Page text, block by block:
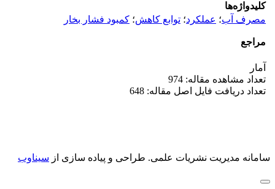
کلیدواژه‌ها
مصرف آب؛ عملکرد؛ توابع کاهش؛ کمبود فشار بخار
مراجع
آمار
تعداد مشاهده مقاله: 974
تعداد دریافت فایل اصل مقاله: 648
سامانه مدیریت نشریات علمی. طراحی و پیاده سازی از سیناوب